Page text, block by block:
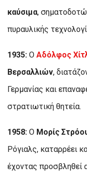
καύσιμα,
πυραυλικής
1935: Ο Αδόλφος
Βερσαλλιών,
Γερμανίας και
στρατιωτική θητεία.
1958: Ο Μορίς
Ρόγιαλς, καταρρέει
έχοντας προσβληθεί